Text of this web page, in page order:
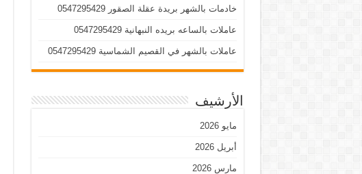
خادمات بالشهر بريدة عقلة الصقور 0547295429
عاملات بالساعه بريده النبهانية 0547295429
عاملات بالشهر في القصيم الشماسية 0547295429
الأرشيف
مايو 2026
أبريل 2026
مارس 2026